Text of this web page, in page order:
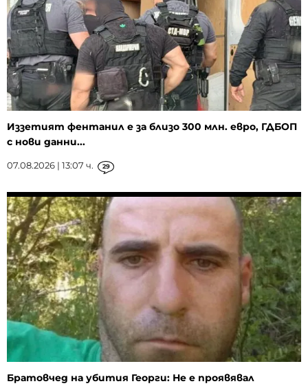
Иззетият фентанил е за близо 300 млн. евро, ГДБОП
с нови данни...
07.08.2026 | 13:07 ч. 29
Братовчед на убития Георги: Не е проявявал